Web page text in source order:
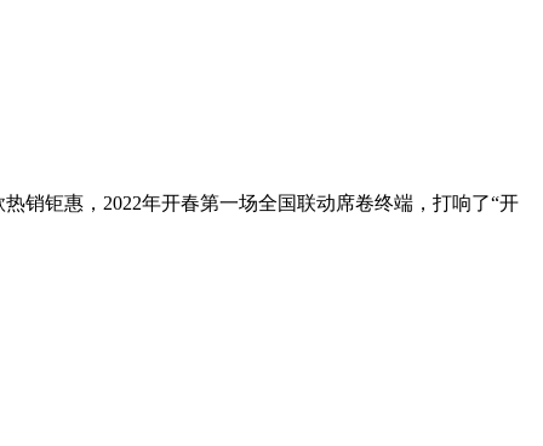
销钜惠，2022年开春第一场全国联动席卷终端，打响了“开